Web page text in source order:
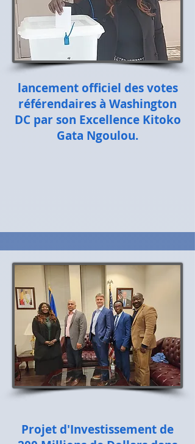
lancement officiel des votes
référendaires à Washington
DC par son Excellence Kitoko
Gata Ngoulou.
Projet d'Investissement de